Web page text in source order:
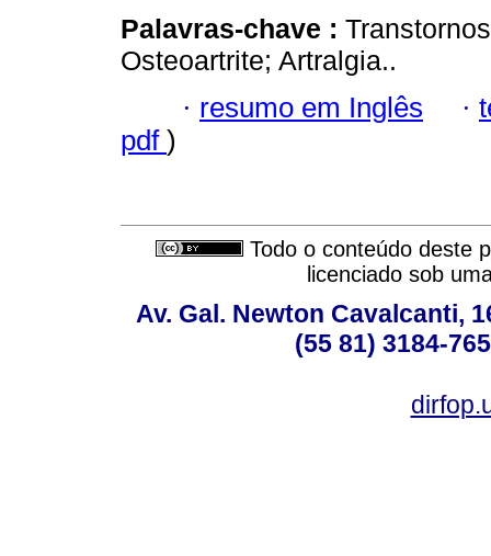
Palavras-chave :
Osteoartrite; Artralgia..
· resumo em Inglês ·
pdf )
Todo o conteúdo deste
licenciado sob
Av. Gal. Newton Cavalcanti,
(55 81) 3184-